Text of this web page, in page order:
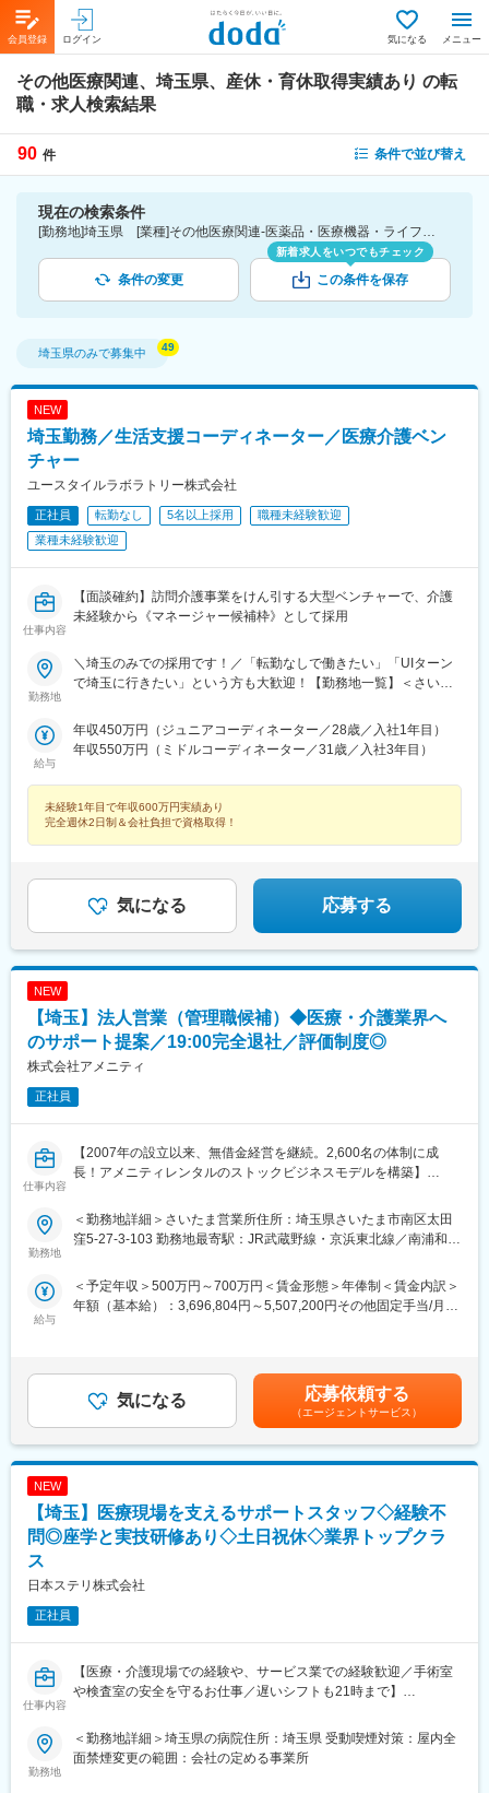
会員登録 ログイン 気になる メニュー
その他医療関連、埼玉県、産休・育休取得実績あり の転
職・求人検索結果
90 件 条件で並び替え
現在の検索条件
[勤務地]埼玉県 [業種]その他医療関連-医薬品・医療機器・ライフサイエンス・医療系サービス [詳細条件](休日・働き方)産休・育休取得実績あり
条件の変更
新着求人をいつでもチェック
この条件を保存
埼玉県のみで募集中
NEW
埼玉勤務／生活支援コーディネーター／医療介護ベン
チャー
ユースタイルラボラトリー株式会社
正社員 転勤なし 5名以上採用
職種未経験歓迎
業種未経験歓迎
仕事内容
【面談確約】訪問介護事業をけん引する大型ベンチャーで、介護
未経験から《マネージャー候補枠》として採用
勤務地
＼埼玉のみでの採用です！／「転勤なしで働きたい」「UIターン
で埼玉に行きたい」という方も大歓迎！【勤務地一覧】＜さいた
区、緑区、岩槻区＜その他の市町村＞川越市、熊谷市、川口市、
行田市、秩父市、所沢市、飯能市、加須市、東松山市、春日部
市、蕨市、戸田市、入間市、朝霞市、志木市、和光市、新座市、
桶川市久喜市、北本市、八潮市、富士見市、三郷市、蓮田市、坂
戸市、幸手市、鶴ヶ島市、日高市、吉川市、伊奈町、三芳町、毛
ときがわ町※希望勤務地を踏まえて配属決定します※受動喫煙対策
あり＝＝＝☆将来的に全国のご希望勤務地へUIターン可能・初期
費用会社負担等の移住支援あり（規定有）・UIターン転勤希望者
給与
年収450万円（ジュニアコーディネーター／28歳／入社1年目）
年収550万円（ミドルコーディネーター／31歳／入社3年目）
未経験1年目で年収600万円実績あり
完全週休2日制＆会社負担で資格取得！
気になる 応募する
NEW
【埼玉】法人営業（管理職候補）◆医療・介護業界へ
のサポート提案／19:00完全退社／評価制度◎
株式会社アメニティ
正社員
仕事内容
【2007年の設立以来、無借金経営を継続。2,600名の体制に成
長！アメニティレンタルのストックビジネスモデルを構築】
を図るため、このたび新たな仲間をお迎えすることとなりまし
た。
病院や介護施設に向けて、入院・入所時に必要な衣類やタオル、
日用品などをレンタルできる「アメニティサポートシステム」を
主な営業活動は新規提案営業と既存フォローの両輪です。 社会貢
献性も高く、今後の高齢化社会において成長が見込める成長産業
です。 また、病院や介護施設の業務軽減に貢献する事で、患者
様、利用者様へのサービス向上に直結する為、大変やりがいのあ
るお仕事です。
■キャリアアップについて：
本人の頑張りを昇給、昇格にて評価される制度が御座います。ま
た、事業拡大に伴い、新規の営業所も出店しており、営業所長や
アップが見込めます。 ※実際に入社4年前後で所長になった中途入
社の方もいらっしゃいます。
■会社情報：
当社は入院中に必要となるアメニティ(パジャマ・タオル・日用
品）をレンタルするアメニティサポートシステムを提供している
ご利用者への提供・回収・請求まで全て弊社で受け持っておりま
す。そのため医療・介護施設の業務負担の軽減もでき多くのメリ
勤務地
＜勤務地詳細＞さいたま営業所住所：埼玉県さいたま市南区太田
窪5-27-3-103 勤務地最寄駅：JR武蔵野線・京浜東北線／南浦和駅
給与
＜予定年収＞500万円～700万円＜賃金形態＞年俸制＜賃金内訳＞
年額（基本給）：3,696,804円～5,507,200円その他固定手当/月：
無＞有＜残業手当＞有＜給与補足＞・年収：月額×12ヵ月分・評
価：年2回（4月・10月/売上実績だけでなく取り組み姿勢や提案プ
ロセスなどの定性評価も重視）※経験や意欲次第では新しい営業所
の立ち上げに携わる可能性等もございます。賃金はあくまでも目
安の金額であり、選考を通じて上下する可能性があります。月給
気になる 応募依頼する
（エージェントサービス）
NEW
【埼玉】医療現場を支えるサポートスタッフ◇経験不
問◎座学と実技研修あり◇土日祝休◇業界トップクラ
ス
日本ステリ株式会社
正社員
仕事内容
【医療・介護現場での経験や、サービス業での経験歓迎／手術室
や検査室の安全を守るお仕事／遅いシフトも21時まで】
【業務概要】
医療器材の滅菌サービスをはじめ、医療機関に向けた総合的な医
勤務地
＜勤務地詳細＞埼玉県の病院住所：埼玉県 受動喫煙対策：屋内全
面禁煙変更の範囲：会社の定める事業所